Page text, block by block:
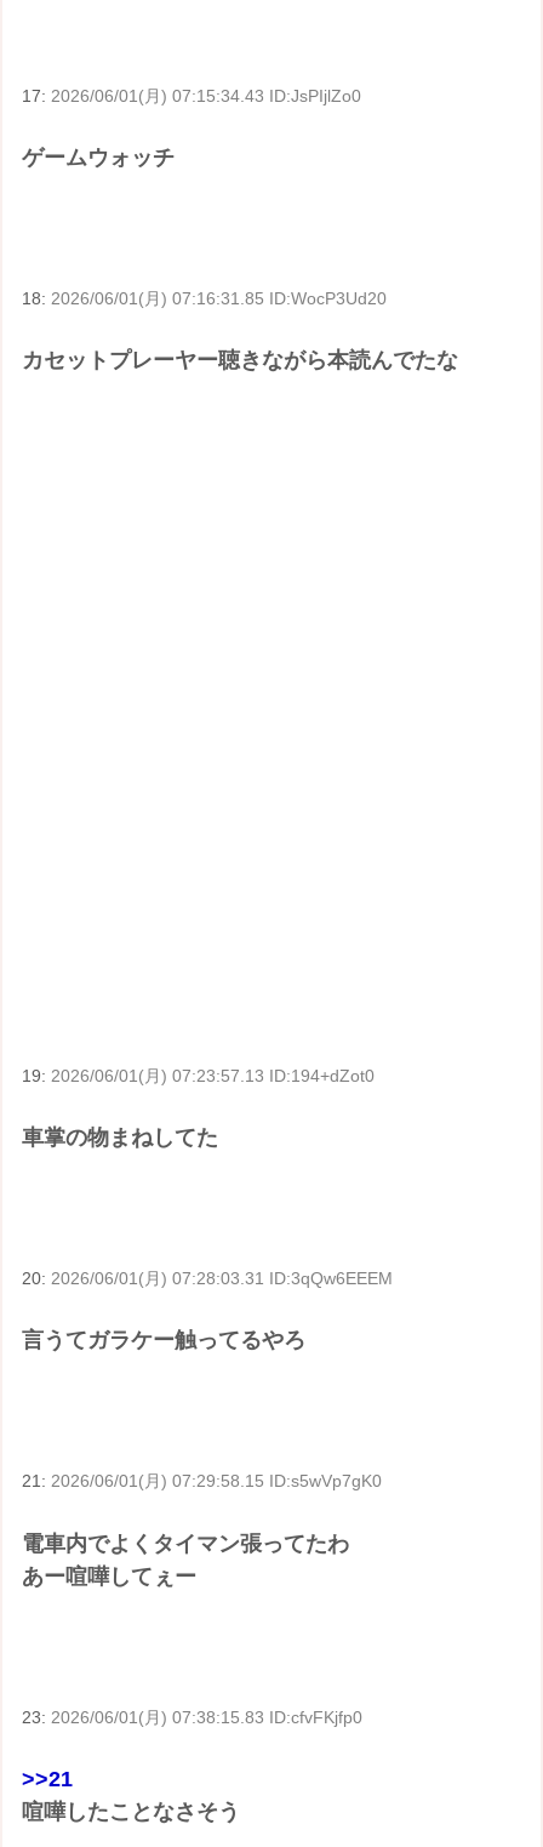
17: 2026/06/01(月) 07:15:34.43 ID:JsPIjlZo0
ゲームウォッチ
18: 2026/06/01(月) 07:16:31.85 ID:WocP3Ud20
カセットプレーヤー聴きながら本読んでたな
19: 2026/06/01(月) 07:23:57.13 ID:194+dZot0
車掌の物まねしてた
20: 2026/06/01(月) 07:28:03.31 ID:3qQw6EEEM
言うてガラケー触ってるやろ
21:2026/06/01(月) 07:29:58.15 ID:s5wVp7gK0
電車内でよくタイマン張ってたわ
あー喧嘩してぇー
23: 2026/06/01(月) 07:38:15.83 ID:cfvFKjfp0
>>21
喧嘩したことなさそう